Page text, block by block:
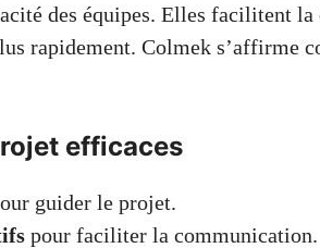
des équipes. Elles facilitent
rapidement. Colmek s’affirme
efficaces
guider le projet.
pour faciliter la communication.